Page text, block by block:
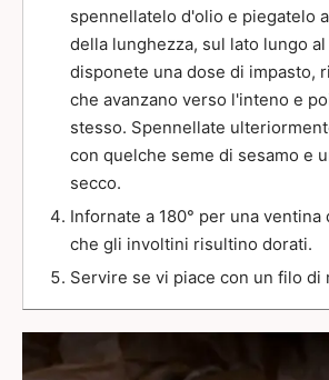
spennellatelo d'olio e piegatelo
della lunghezza, sul lato lungo
disponete una dose di impasto,
che avanzano verso l'inteno e
stesso. Spennellate
con quelche seme di sesamo e
secco.
Infornate a 180° per una
che gli involtini risultino dorati.
Servire se vi piace con un filo di